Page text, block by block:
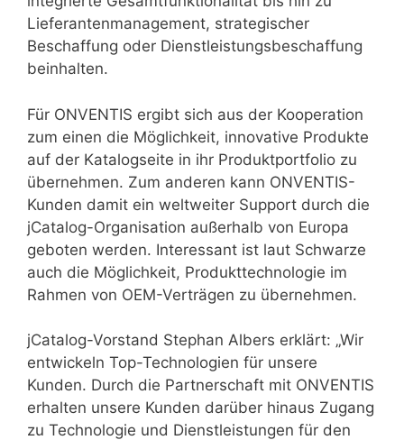
Lieferantenmanagement, strategischer
Beschaffung oder Dienstleistungsbeschaffung
beinhalten.
Für ONVENTIS ergibt sich aus der Kooperation
zum einen die Möglichkeit, innovative Produkte
auf der Katalogseite in ihr Produktportfolio zu
übernehmen. Zum anderen kann ONVENTIS-
Kunden damit ein weltweiter Support durch die
jCatalog-Organisation außerhalb von Europa
geboten werden. Interessant ist laut Schwarze
auch die Möglichkeit, Produkttechnologie im
Rahmen von OEM-Verträgen zu übernehmen.
jCatalog-Vorstand Stephan Albers erklärt: „Wir
entwickeln Top-Technologien für unsere
Kunden. Durch die Partnerschaft mit ONVENTIS
erhalten unsere Kunden darüber hinaus Zugang
zu Technologie und Dienstleistungen für den